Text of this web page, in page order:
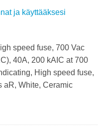
ja käyttääksesi
speed fuse, 700 Vac
40A, 200 kAIC at 700
High speed fuse,
aR, White, Ceramic